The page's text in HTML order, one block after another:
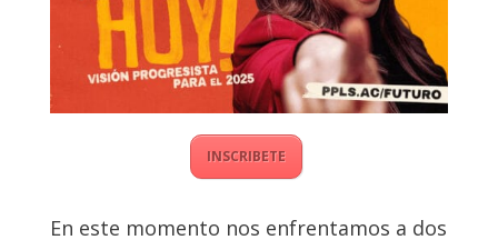
INSCRIBETE
En este momento nos enfrentamos a dos